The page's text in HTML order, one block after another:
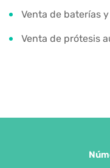
Venta de baterías
Venta de prótesis